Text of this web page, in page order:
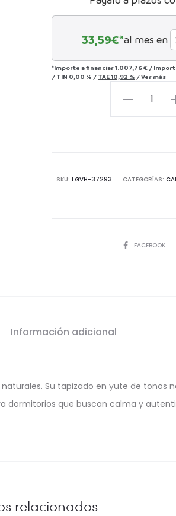
33,59€*al mes en
*Importe a financiar1.007,76 € /
/ TIN 0,00 % / TAE10,92 % /Ver más
CABEZAL
SKU: LGVH-37293 CATEGORÍAS:
COMPARTIR
FACEBOOK
Información adicional
Su tapizado en yute de
dormitorios que buscan calma y
relacionados